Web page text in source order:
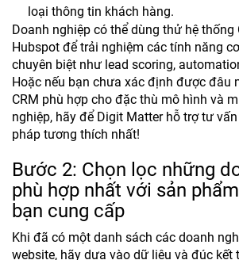
loại thông tin khách hàng.
Doanh nghiệp có thể dùng thử hệ thống
Hubspot để trải nghiệm các tính năng
chuyên biệt như lead scoring,
Hoặc nếu bạn chưa xác định được đâu
CRM phù hợp cho đặc thù mô hình và
nghiệp, hãy để Digit Matter hỗ trợ tư
pháp tương thích nhất!
Bước 2: Chọn lọc những
phù hợp nhất với sản
bạn cung cấp
Khi đã có một danh sách các doanh
website, hãy dựa vào dữ liệu và đúc kết